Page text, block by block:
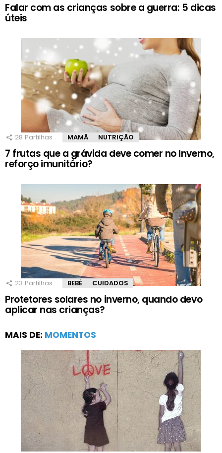
Falar com as crianças sobre a guerra: 5 dicas
úteis
28 Partilhas MAMÃ NUTRIÇÃO
7 frutas que a grávida deve comer no Inverno,
reforço imunitário?
23 Partilhas BEBÉ CUIDADOS
Protetores solares no inverno, quando devo
aplicar nas crianças?
MAIS DE: MOMENTOS